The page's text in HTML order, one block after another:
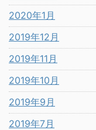
2020年1月
2019年12月
2019年11月
2019年10月
2019年9月
2019年7月